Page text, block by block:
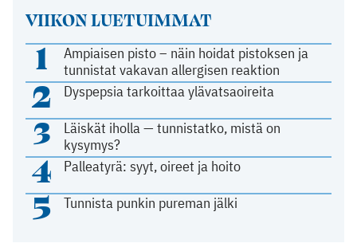
VIIKON LUETUIMMAT
1
Ampiaisen pisto – näin hoidat pistoksen ja
tunnistat vakavan allergisen reaktion
2 Dyspepsia tarkoittaa ylävatsaoireita
3
Läiskät iholla — tunnistatko, mistä on
kysymys?
4 Palleatyrä: syyt, oireet ja hoito
5 Tunnista punkin pureman jälki